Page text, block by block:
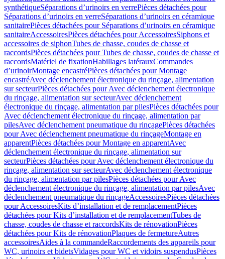
synthétiqueSéparations d’urinoirs en verrePièces détachées pour
Séparations d’urinoirs en verreSéparations d’urinoirs en céramique
sanitairePièces détachées pour Séparations d’urinoirs en céramique
sanitaireAccessoiresPièces détachées pour AccessoiresSiphons et
accessoires de siphonTubes de chasse, coudes de chasse et
raccordsPièces détachées pour Tubes de chasse, coudes de chasse et
raccordsMatériel de fixationHabillages latérauxCommandes
dʼurinoirMontage encastréPièces détachées pour Montage
encastréAvec déclenchement électronique du rinçage, alimentation
sur secteurPièces détachées pour Avec déclenchement électronique
du rinçage, alimentation sur secteurAvec déclenchement
électronique du rinçage, alimentation par pilesPièces détachées pour
Avec déclenchement électronique du rinçage, alimentation par
pilesAvec déclenchement pneumatique du rinçagePièces détachées
pour Avec déclenchement pneumatique du rinçageMontage en
apparentPièces détachées pour Montage en apparentAvec
déclenchement électronique du rinçage, alimentation sur
secteurPièces détachées pour Avec déclenchement électronique du
rinçage, alimentation sur secteurAvec déclenchement électronique
du rinçage, alimentation par pilesPièces détachées pour Avec
déclenchement électronique du rinçage, alimentation par pilesAvec
déclenchement pneumatique du rinçageAccessoiresPièces détachées
pour AccessoiresKits d’installation et de remplacementPièces
détachées pour Kits d’installation et de remplacementTubes de
chasse, coudes de chasse et raccordsKits de rénovationPièces
détachées pour Kits de rénovationPlaques de fermetureAutres
accessoiresAides à la commandeRaccordements des appareils pour
WC, urinoirs et bidetsVidages pour WC et vidoirs suspendusPièces